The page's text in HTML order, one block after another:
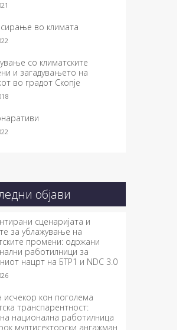
во климата
со климатските
и загадувањето на
во градот Скопје
објави
сценаријата и
за ублажување на
промени: одржани
работилници за
нацрт на БТР1 и NDC 3.0
исчекор кон поголема
транспарентност:
национална работилница
мултисекторски ангажман